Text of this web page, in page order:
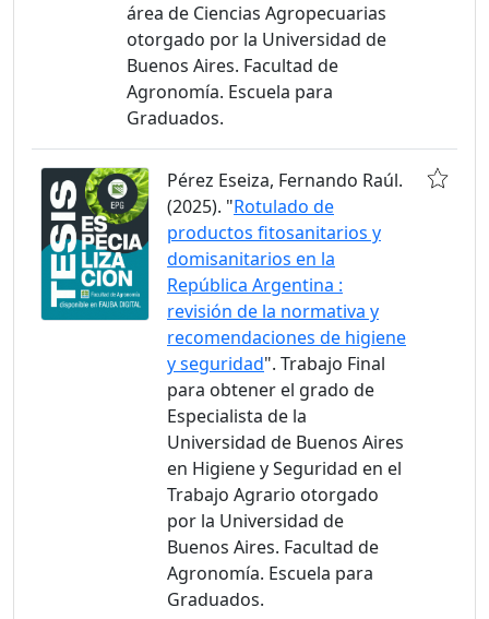
área de Ciencias Agropecuarias
otorgado por la Universidad de
Buenos Aires. Facultad de
Agronomía. Escuela para
Graduados.
Pérez Eseiza, Fernando Raúl.
(2025). "Rotulado de
productos fitosanitarios y
domisanitarios en la
República Argentina :
revisión de la normativa y
recomendaciones de higiene
y seguridad". Trabajo Final
para obtener el grado de
Especialista de la
Universidad de Buenos Aires
en Higiene y Seguridad en el
Trabajo Agrario otorgado
por la Universidad de
Buenos Aires. Facultad de
Agronomía. Escuela para
Graduados.